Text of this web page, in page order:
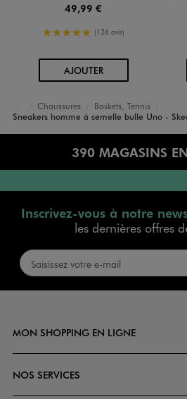
49,99 €
5/5 de moyenne
(126 avis)
AJOUTERAU PANIER
Accueil
Homme
Chaussures
Baskets, Tennis
Sneakers homme à semelle bulle Uno -
390 MAGASINS
Inscrivez-vous à notre
les dernières offres
MON SHOPPING EN LIGNE
NOS SERVICES